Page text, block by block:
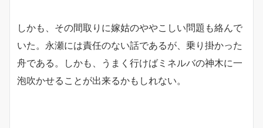
しかも、その間取りに嫁姑のややこしい問題も絡んで
いた。永瀬には責任のない話であるが、乗り掛かった
舟である。しかも、うまく行けばミネルバの神木に一
泡吹かせることが出来るかもしれない。